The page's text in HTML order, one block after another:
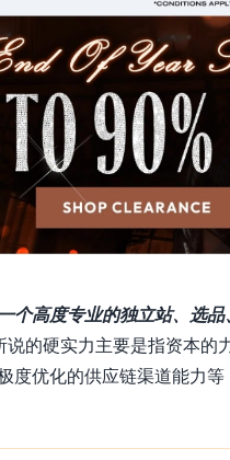
一个高度专业的独立站、选
的硬实力主要是指资本
优化的供应链渠道能力